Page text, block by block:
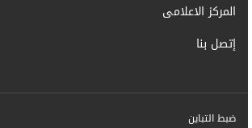
المركز الاعلامى
إتصل بنا
ضبط التباين